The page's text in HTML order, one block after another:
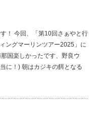
！ 今回、「第10回さぁやと行
ングマーリンツアー2025」に
国楽しかったです、野良ウ
に！) 朝はカジキの餌となる